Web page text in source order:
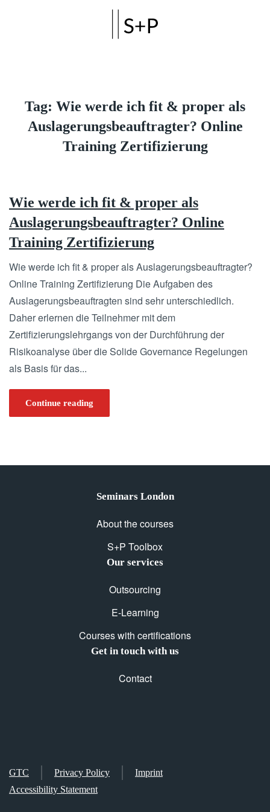
Tag: Wie werde ich fit & proper als
Auslagerungsbeauftragter? Online
Training Zertifizierung
Wie werde ich fit & proper als
Auslagerungsbeauftragter? Online
Training Zertifizierung
Wie werde ich fit & proper als Auslagerungsbeauftragter?
Online Training Zertifizierung Die Aufgaben des
Auslagerungsbeauftragten sind sehr unterschiedlich.
Daher erlernen die Teilnehmer mit dem
Zertifizierungslehrgangs von der Durchführung der
Risikoanalyse über die Solide Governance Regelungen
als Basis für das...
Continue reading
Seminars London
About the courses
S+P Toolbox
Our services
Outsourcing
E-Learning
Courses with certifications
Get in touch with us
Contact
GTC Privacy Policy
Imprint
Accessibility Statement